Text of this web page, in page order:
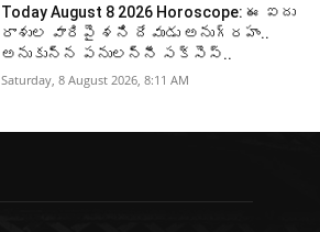
Today August 8 2026 Horoscope: ఈ ఐదు
రాశుల వారిపై శని దేవుడు అనుగ్రహం..
అనుకున్న పనులన్నీ సక్సెస్..
Saturday, 8 August 2026, 8:11 AM